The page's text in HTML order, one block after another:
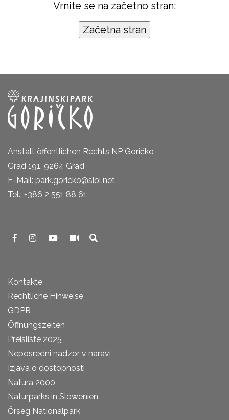
Vrnite se na začetno stran:
Anstalt öffentlichen Rechts NP Goričko
Grad 191, 9264 Grad
E-Mail: park.goricko@siol.net
Tel.: +386 2 551 88 61
Kontakte
Rechtliche Hinweise
GDPR
Öffnungszeiten
Preisliste 2025
Neposredni nadzor v naravi
Izjava o dostopnosti
Natura 2000
Naturparks in Slowenien
Őrseg Nationalpark